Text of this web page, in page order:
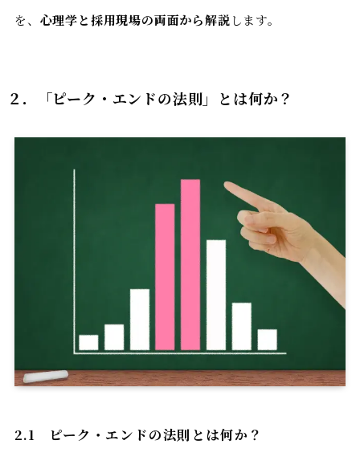
を、 心理学と採用現場の両面から解説します。
２．「ピーク・エンドの法則」とは何か？
2.1 ピーク・エンドの法則とは何か ？